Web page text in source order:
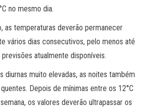
no mesmo dia.
as temperaturas deverão permanecer
vários dias consecutivos, pelo menos até
atualmente disponíveis.
diurnas muito elevadas, as noites também
Depois de mínimas entre os 12°C
os valores deverão ultrapassar os